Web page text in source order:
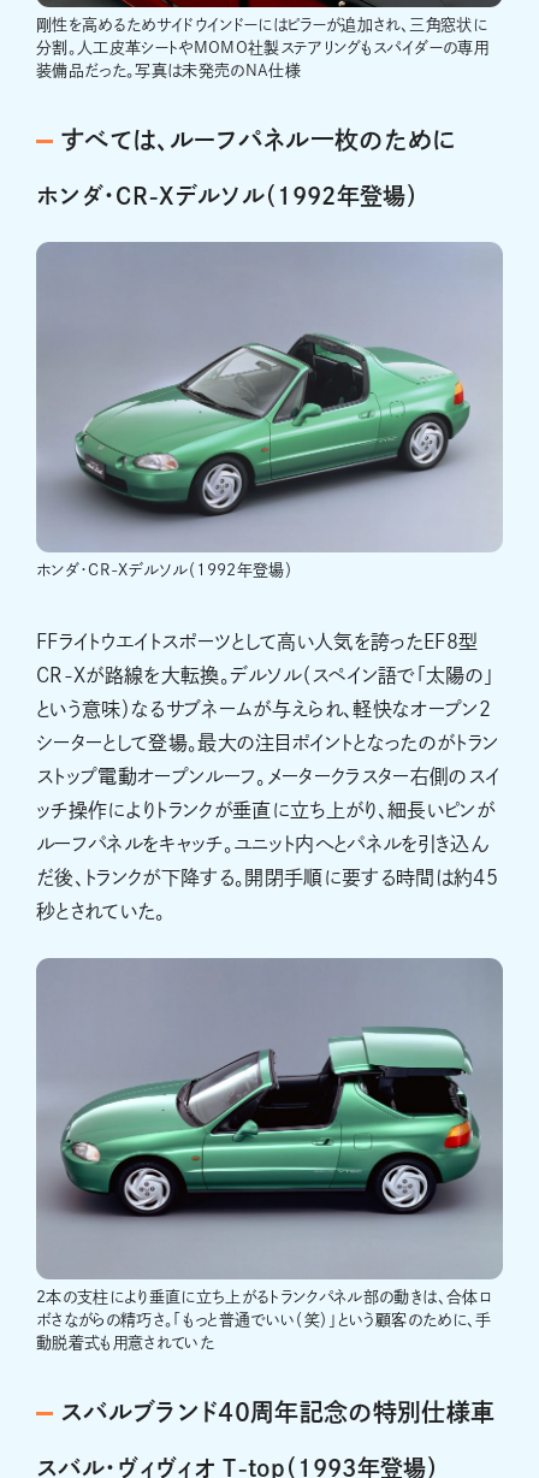
剛性を高めるためサイドウインドーにはピラーが追加され、三角窓状に
分割。人工皮革シートやMOMO社製ステアリングもスパイダーの専用
装備品だった。写真は未発売のNA仕様
すべては、ルーフパネル一枚のために
ホンダ・CR-Xデルソル（1992年登場）
ホンダ・CR-Xデルソル（1992年登場）
FFライトウエイトスポーツとして高い人気を誇ったEF8型
CR-Xが路線を大転換。デルソル（スペイン語で「太陽の」
という意味）なるサブネームが与えられ、軽快なオープン2
シーターとして登場。最大の注目ポイントとなったのがトラン
ストップ電動オープンルーフ。メータークラスター右側のスイ
ッチ操作によりトランクが垂直に立ち上がり、細長いピンが
ルーフパネルをキャッチ。ユニット内へとパネルを引き込ん
だ後、トランクが下降する。開閉手順に要する時間は約45
秒とされていた。
2本の支柱により垂直に立ち上がるトランクパネル部の動きは、合体ロ
ボさながらの精巧さ。「もっと普通でいい（笑）」という顧客のために、手
動脱着式も用意されていた
スバルブランド40周年記念の特別仕様車
スバル・ヴィヴィオ T-top（1993年登場）